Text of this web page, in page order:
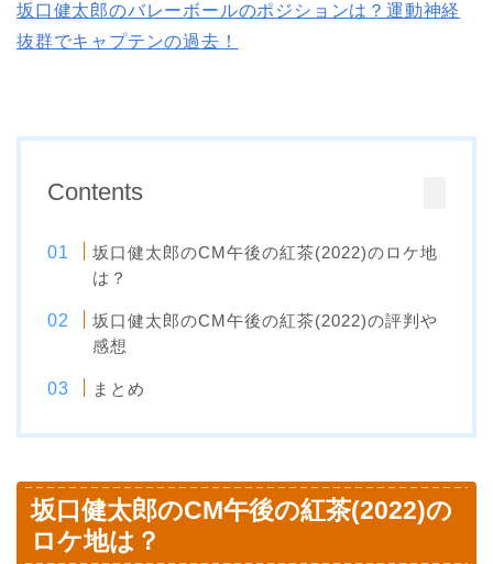
坂口健太郎のバレーボールのポジションは？運動神経
抜群でキャプテンの過去！
Contents
坂口健太郎のCM午後の紅茶(2022)のロケ地
は？
坂口健太郎のCM午後の紅茶(2022)の評判や
感想
まとめ
坂口健太郎のCM午後の紅茶(2022)の
ロケ地は？